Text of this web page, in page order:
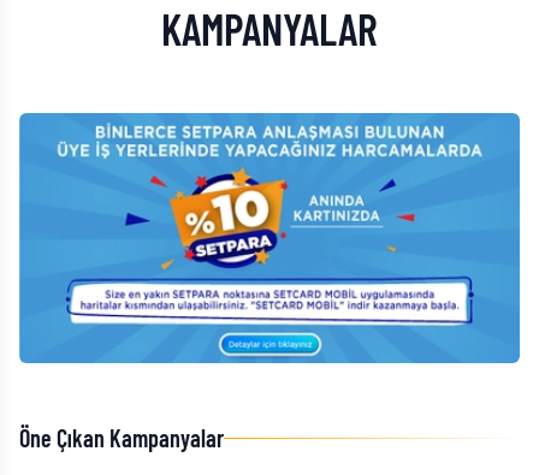
KAMPANYALAR
Öne Çıkan Kampanyalar